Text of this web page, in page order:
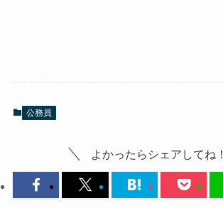
公務員
よかったらシェアしてね！